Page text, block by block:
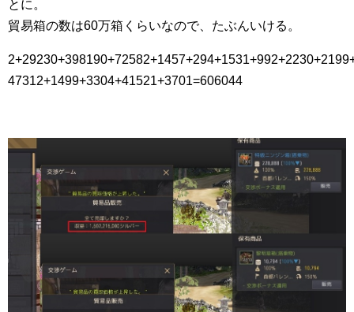
とに。
貿易箱の数は60万箱くらいなので、たぶんいける。
47312+1499+3304+41521+3701=606044